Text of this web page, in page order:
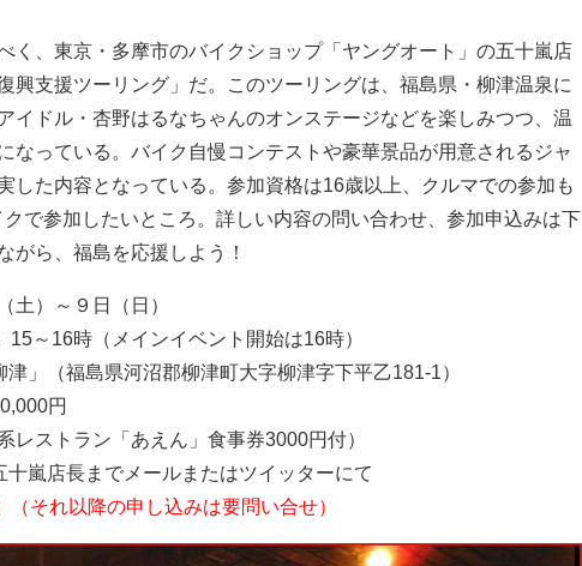
く、東京・多摩市のバイクショップ「ヤングオート」の五十嵐店
興支援ツーリング」だ。このツーリングは、福島県・柳津温泉に
イドル・杏野はるなちゃんのオンステージなどを楽しみつつ、温
なっている。バイク自慢コンテストや豪華景品が用意されるジャ
した内容となっている。参加資格は16歳以上、クルマでの参加も
で参加したいところ。詳しい内容の問い合わせ、参加申込みは下
がら、福島を応援しよう！
土）～９日（日）
15～16時（メインイベント開始は16時）
津」（福島県河沼郡柳津町大字柳津字下平乙181-1）
円
ストラン「あえん」食事券3000円付）
十嵐店長までメールまたはツイッターにて
（それ以降の申し込みは要問い合せ）